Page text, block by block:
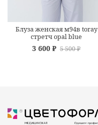
Блуза женская м94в toray
стретч opal blue
3 600 ₽ 5 500 ₽